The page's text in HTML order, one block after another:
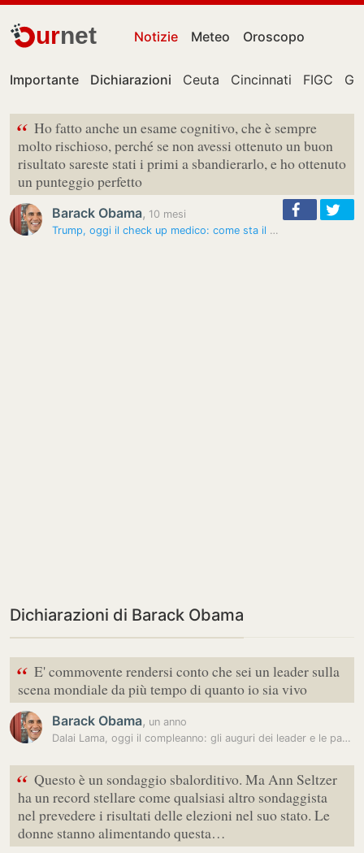
urnet Notizie Meteo Oroscopo
Importante Dichiarazioni Ceuta Cincinnati FIGC
“ Ho fatto anche un esame cognitivo, che è sempre
molto rischioso, perché se non avessi ottenuto un buon
risultato sareste stati i primi a sbandierarlo, e ho ottenuto
un punteggio perfetto
Barack Obama, 10 mesi
Trump, oggi il check up medico: come sta il presidente Usa
Dichiarazioni di Barack Obama
“ E' commovente rendersi conto che sei un leader sulla
scena mondiale da più tempo di quanto io sia vivo
Barack Obama, un anno
Dalai Lama, oggi il compleanno: gli auguri dei leader e le parole di…
“ Questo è un sondaggio sbalorditivo. Ma Ann Seltzer
ha un record stellare come qualsiasi altro sondaggista
nel prevedere i risultati delle elezioni nel suo stato. Le
donne stanno alimentando questa…